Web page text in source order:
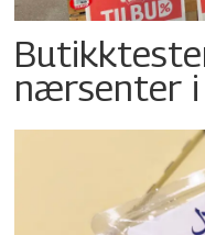
nærsenter